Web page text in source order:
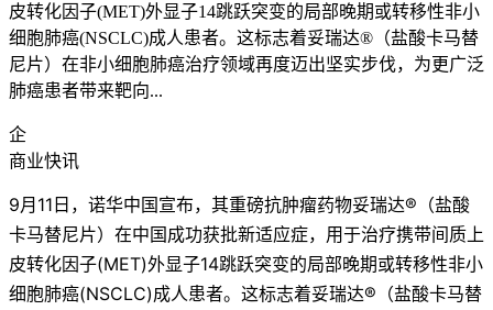
皮转化因子(MET)外显子14跳跃突变的局部晚期或转移性非小
细胞肺癌(NSCLC)成人患者。这标志着妥瑞达®（盐酸卡马替
尼片）在非小细胞肺癌治疗领域再度迈出坚实步伐，为更广泛
肺癌患者带来靶向...
企
商业快讯
9月11日，诺华中国宣布，其重磅抗肿瘤药物妥瑞达®（盐酸
卡马替尼片）在中国成功获批新适应症，用于治疗携带间质上
皮转化因子(MET)外显子14跳跃突变的局部晚期或转移性非小
细胞肺癌(NSCLC)成人患者。这标志着妥瑞达®（盐酸卡马替